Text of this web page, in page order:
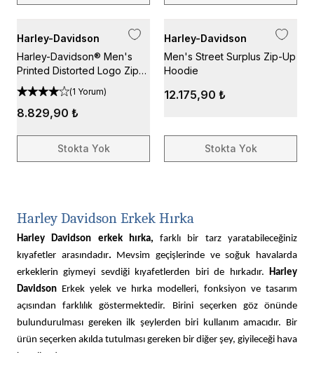
Harley-Davidson
Harley-Davidson® Men's
Printed Distorted Logo Zip-
Up Hoodie, Gray
(1 Yorum)
8.829,90 ₺
Stokta Yok
Harley-Davidson
Men's Street Surplus Zip-Up
Hoodie
12.175,90 ₺
Stokta Yok
Harley Davidson Erkek Hırka
Harley Davidson erkek hırka, farklı bir tarz yaratabileceğiniz
kıyafetler arasındadır. Mevsim geçişlerinde ve soğuk havalarda
erkeklerin giymeyi sevdiği kıyafetlerden biri de hırkadır. Harley
Davidson Erkek yelek ve hırka modelleri, fonksiyon ve tasarım
açısından farklılık göstermektedir. Birini seçerken göz önünde
bulundurulması gereken ilk şeylerden biri kullanım amacıdır. Bir
ürün seçerken akılda tutulması gereken bir diğer şey, giyileceği hava